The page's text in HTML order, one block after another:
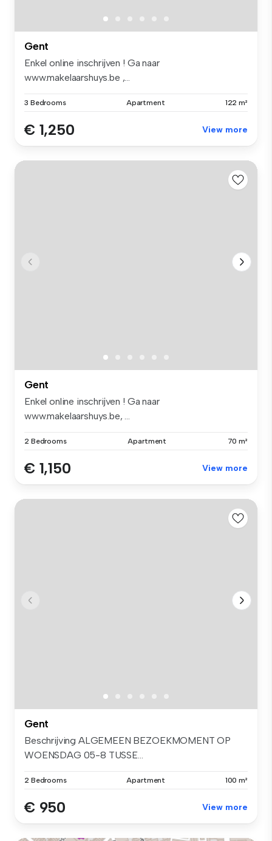
Gent
Enkel online inschrijven ! Ga naar
www.makelaarshuys.be ,...
3 Bedrooms Apartment 122 m²
€ 1,250 View more
Gent
Enkel online inschrijven ! Ga naar
www.makelaarshuys.be, ...
2 Bedrooms Apartment 70 m²
€ 1,150 View more
Gent
Beschrijving ALGEMEEN BEZOEKMOMENT OP
WOENSDAG 05-8 TUSSE...
2 Bedrooms Apartment 100 m²
€ 950 View more